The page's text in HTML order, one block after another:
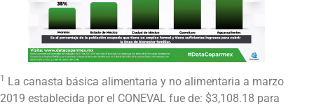
1 La canasta básica alimentaria y no alimentaria a marzo
2019 establecida por el CONEVAL fue de: $3,108.18 para